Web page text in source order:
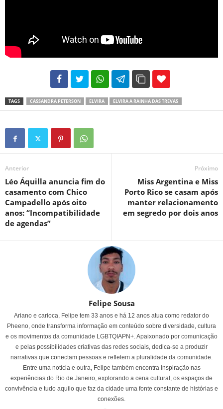
102 35
TAGS CASSANDRA PETERSON ELVIRA ELVIRA A RAINHA DAS TREVAS
Anterior
Léo Áquilla anuncia fim do
casamento com Chico
Campadello após oito
anos: “Incompatibilidade
de agendas”
Próximo
Miss Argentina e Miss
Porto Rico se casam após
manter relacionamento
em segredo por dois anos
Felipe Sousa
Ariano e carioca, Felipe tem 33 anos e há 12 anos atua como redator do
Pheeno, onde transforma informação em conteúdo sobre diversidade, cultura
e os movimentos da comunidade LGBTQIAPN+. Apaixonado por comunicação
e pelas possibilidades criativas das redes sociais, dedica-se a produzir
narrativas que conectam pessoas e refletem a pluralidade da comunidade.
Entre uma notícia e outra, Felipe também encontra inspiração nas
experiências do Rio de Janeiro, explorando a cena cultural, os espaços de
convivência e tudo aquilo que faz da cidade uma fonte constante de histórias e
conexões.